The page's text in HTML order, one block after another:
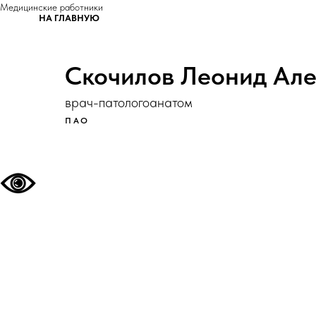
Медицинские работники
Скочилов Леонид
врач-патологоанатом
ПАО
НА ГЛАВНУЮ